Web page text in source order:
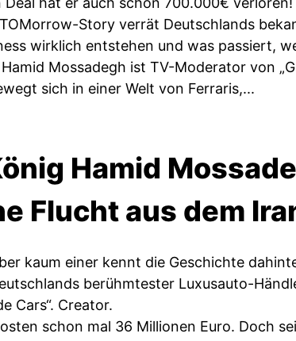
Story verrät Deutschlands
wirklich entstehen und was passiert,
Mossadegh ist TV-Moderator von
sich in einer Welt von Ferraris,...
Hamid
Flucht aus dem
kaum einer kennt die Geschichte
berühmtester Luxusauto-
Cars“. Creator.
schon mal 36 Millionen Euro. Doch